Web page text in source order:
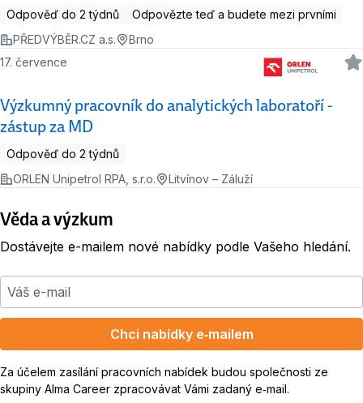
Odpověď do 2 týdnů
Odpovězte teď a budete mezi prvními
PŘEDVÝBĚR.CZ a.s.
Brno
Výzkumný pracovník do analytických laboratoří -
zástup za MD
17. července
Odpověď do 2 týdnů
ORLEN Unipetrol RPA, s.r.o.
Litvínov – Záluží
Věda a výzkum
Dostávejte e-mailem nové nabídky podle Vašeho hledání.
Váš e-mail
Chci nabídky e‑mailem
Za účelem zasílání pracovních nabídek budou společnosti ze
skupiny Alma Career zpracovávat Vámi zadaný e‑mail.